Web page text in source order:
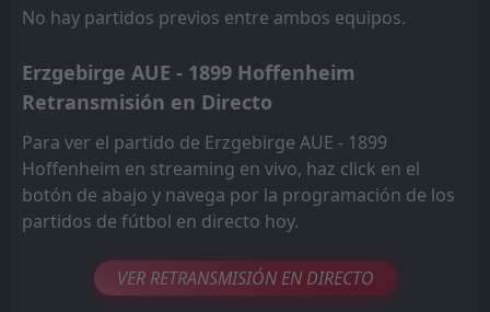
14Mar
VfL Wolfsburg
No hay partidos previos entre ambos equipos.
Erzgebirge AUE - 1899 Hoffenheim
Retransmisión en Directo
Para ver el partido de Erzgebirge AUE - 1899
Hoffenheim en streaming en vivo, haz click en el
botón de abajo y navega por la programación de los
partidos de fútbol en directo hoy.
VER RETRANSMISIÓN EN DIRECTO